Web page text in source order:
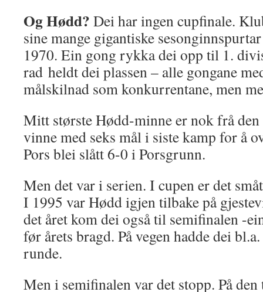
Og Hødd? Dei har ingen cupfinale.
sine mange gigantiske
1970. Ein gong rykka dei opp til 1.
rad heldt dei plassen – alle gongane
målskilnad som konkurrentane, men
Mitt største Hødd-minne er nok frå
vinne med seks mål i siste kamp for å
Pors blei slått 6-0 i Porsgrunn.
Men det var i serien. I cupen er det
I 1995 var Hødd igjen tilbake på
det året kom dei også til semifinalen -
før årets bragd. På vegen hadde dei
runde.
Men i semifinalen var det stopp. På